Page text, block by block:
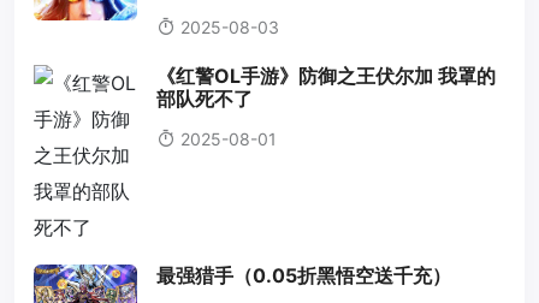
2025-08-03
《红警OL手游》防御之王伏尔加 我罩的
部队死不了
2025-08-01
最强猎手（0.05折黑悟空送千充）